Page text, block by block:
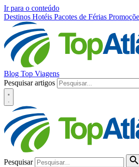
Ir para o conteúdo
Destinos Hotéis Pacotes de Férias
Blog Top Viagens
Pesquisar artigos
Pesquisar